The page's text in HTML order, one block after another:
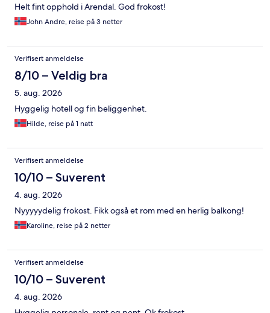
Helt fint opphold i Arendal. God frokost!
John Andre, reise på 3 netter
Verifisert anmeldelse
8/10 – Veldig bra
5. aug. 2026
Hyggelig hotell og fin beliggenhet.
Hilde, reise på 1 natt
Verifisert anmeldelse
10/10 – Suverent
4. aug. 2026
Nyyyyydelig frokost. Fikk også et rom med en herlig balkong!
Karoline, reise på 2 netter
Verifisert anmeldelse
10/10 – Suverent
4. aug. 2026